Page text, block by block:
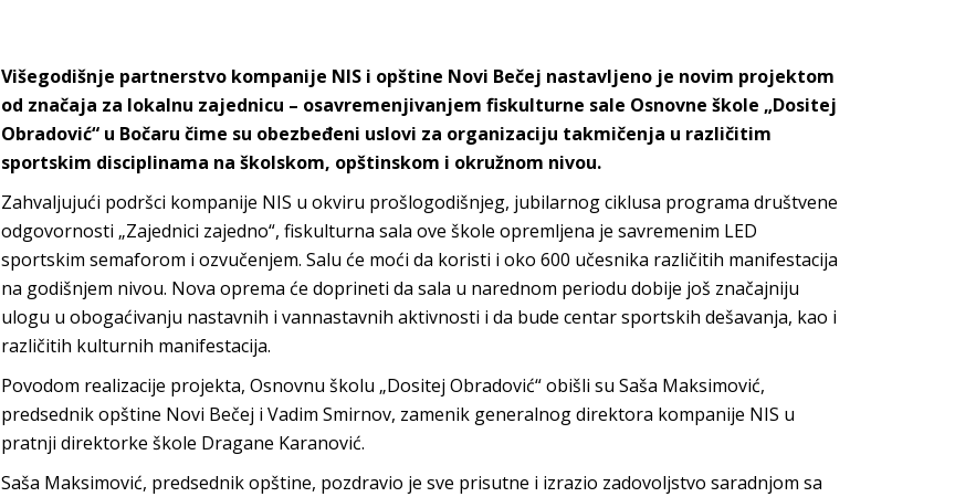
Višegodišnje partnerstvo kompanije NIS i opštine Novi Bečej nastavljeno je novim projektom
od značaja za lokalnu zajednicu – osavremenjivanjem fiskulturne sale Osnovne škole „Dositej
Obradović“ u Bočaru čime su obezbeđeni uslovi za organizaciju takmičenja u različitim
sportskim disciplinama na školskom, opštinskom i okružnom nivou.
Zahvaljujući podršci kompanije NIS u okviru prošlogodišnjeg, jubilarnog ciklusa programa društvene
odgovornosti „Zajednici zajedno“, fiskulturna sala ove škole opremljena je savremenim LED
sportskim semaforom i ozvučenjem. Salu će moći da koristi i oko 600 učesnika različitih manifestacija
na godišnjem nivou. Nova oprema će doprineti da sala u narednom periodu dobije još značajniju
ulogu u obogaćivanju nastavnih i vannastavnih aktivnosti i da bude centar sportskih dešavanja, kao i
različitih kulturnih manifestacija.
Povodom realizacije projekta, Osnovnu školu „Dositej Obradović“ obišli su Saša Maksimović,
predsednik opštine Novi Bečej i Vadim Smirnov, zamenik generalnog direktora kompanije NIS u
pratnji direktorke škole Dragane Karanović.
Saša Maksimović, predsednik opštine, pozdravio je sve prisutne i izrazio zadovoljstvo saradnjom sa